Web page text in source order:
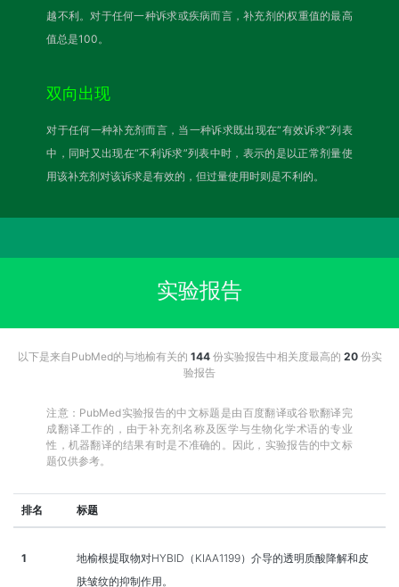
越不利。对于任何一种诉求或疾病而言，补充剂的权重值的最高
值总是100。
双向出现
对于任何一种补充剂而言，当一种诉求既出现在“有效诉求”列表
中，同时又出现在“不利诉求”列表中时，表示的是以正常剂量使
用该补充剂对该诉求是有效的，但过量使用时则是不利的。
实验报告
以下是来自PubMed的与地榆有关的 144份实验报告中相关度最高的 20份实
验报告
注意：PubMed实验报告的中文标题是由百度翻译或谷歌翻译完
成翻译工作的，由于补充剂名称及医学与生物化学术语的专业
性，机器翻译的结果有时是不准确的。因此，实验报告的中文标
题仅供参考。
排名 标题
1
地榆根提取物对HYBID（KIAA1199）介导的透明质酸降解和皮
肤皱纹的抑制作用。